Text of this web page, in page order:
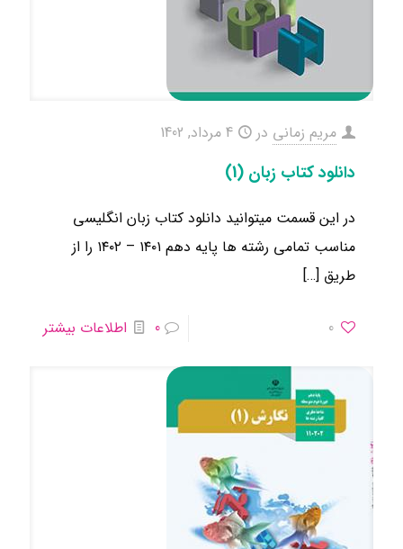
مریم زمانی در 4 مرداد, 1402
دانلود کتاب زبان (1)
در این قسمت میتوانید دانلود کتاب زبان انگلیسی
مناسب تمامی رشته ها ​پایه دهم ۱۴۰۱ – ۱۴۰۲ را از
طریق […]
0
0 اطلاعات بیشتر